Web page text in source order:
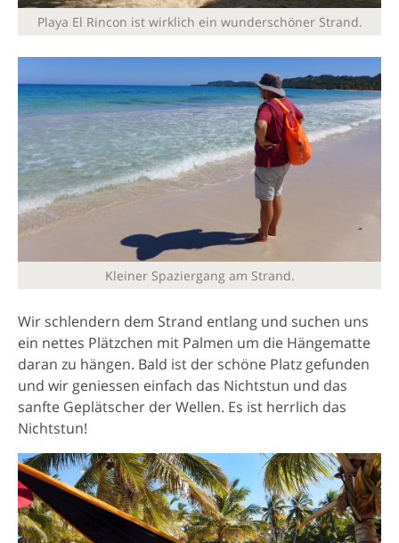
Playa El Rincon ist wirklich ein wunderschöner Strand.
Kleiner Spaziergang am Strand.
Wir schlendern dem Strand entlang und suchen uns
ein nettes Plätzchen mit Palmen um die Hängematte
daran zu hängen. Bald ist der schöne Platz gefunden
und wir geniessen einfach das Nichtstun und das
sanfte Geplätscher der Wellen. Es ist herrlich das
Nichtstun!